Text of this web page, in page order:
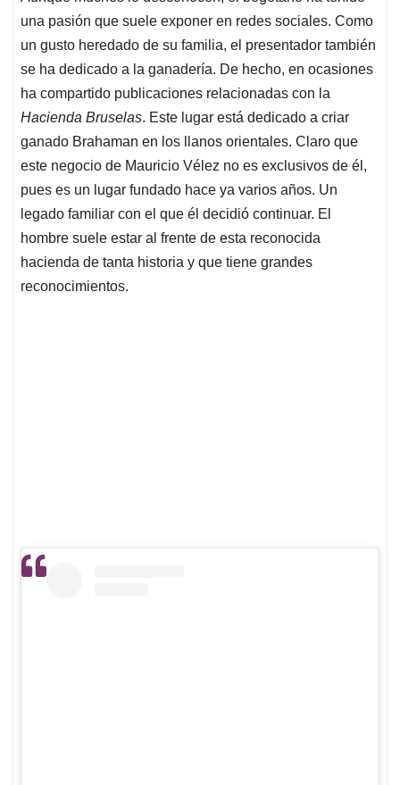
una pasión que suele exponer en redes sociales. Como
un gusto heredado de su familia, el presentador también
se ha dedicado a la ganadería. De hecho, en ocasiones
ha compartido publicaciones relacionadas con la
Hacienda Bruselas. Este lugar está dedicado a criar
ganado Brahaman en los llanos orientales. Claro que
este negocio de Mauricio Vélez no es exclusivos de él,
pues es un lugar fundado hace ya varios años. Un
legado familiar con el que él decidió continuar. El
hombre suele estar al frente de esta reconocida
hacienda de tanta historia y que tiene grandes
reconocimientos.